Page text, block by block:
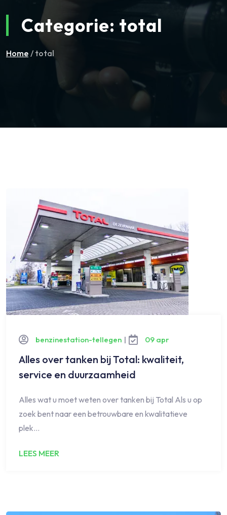
Categorie: total
Home / total
benzinestation-tellegen | 09 apr
Alles over tanken bij Total: kwaliteit,
service en duurzaamheid
Alles wat u moet weten over tanken bij Total Als u op
zoek bent naar een betrouwbare en kwalitatieve
plek…
LEES MEER